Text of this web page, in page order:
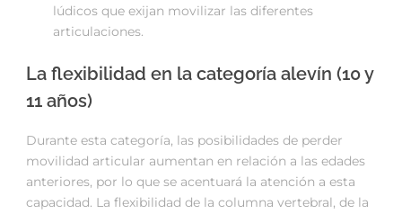
lúdicos que exijan movilizar las diferentes
articulaciones.
La flexibilidad en la categoría alevín (10 y
11 años)
Durante esta categoría, las posibilidades de perder
movilidad articular aumentan en relación a las edades
anteriores, por lo que se acentuará la atención a esta
capacidad. La flexibilidad de la columna vertebral, de la